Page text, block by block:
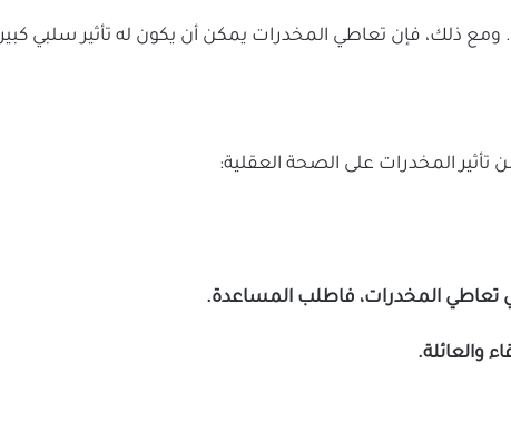
ذلك، فإن تعاطي المخدرات يمكن أن يكون له تأثير سلبي كبير
تأثير المخدرات على الصحة العقلية:
تعاطي المخدرات، فاطلب المساعدة.
والعائلة.